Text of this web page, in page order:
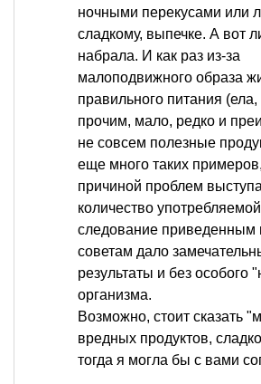
ночными перекусами или
сладкому, выпечке. А вот
набрала. И как раз из-за
малоподвижного образа
правильного питания
прочим, мало, редко и
не совсем полезные
еще много таких
причиной проблем
количество
следование приведенным
советам дало
результаты и без особого
организма.
Возможно, стоит сказать
вредных продуктов,
тогда я могла бы с вами